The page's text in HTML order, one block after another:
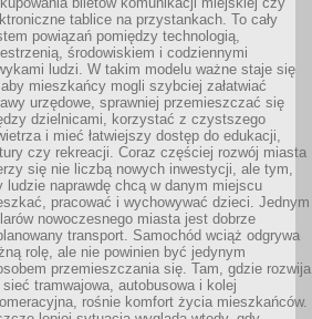
tablice na przystankach. To cały
powiązań pomiędzy technologią,
środowiskiem i codziennymi
ludzi. W takim modelu ważne staje się
mieszkańcy mogli szybciej załatwiać
urzędowe, sprawniej przemieszczać się
dzielnicami, korzystać z czystszego
i mieć łatwiejszy dostęp do edukacji,
czy rekreacji. Coraz częściej rozwój miasta
się nie liczbą nowych inwestycji, ale tym,
ludzie naprawdę chcą w danym miejscu
pracować i wychowywać dzieci. Jednym
nowoczesnego miasta jest dobrze
transport. Samochód wciąż odgrywa
rolę, ale nie powinien być jedynym
przemieszczania się. Tam, gdzie rozwija
tramwajowa, autobusowa i kolej
rośnie komfort życia mieszkańców.